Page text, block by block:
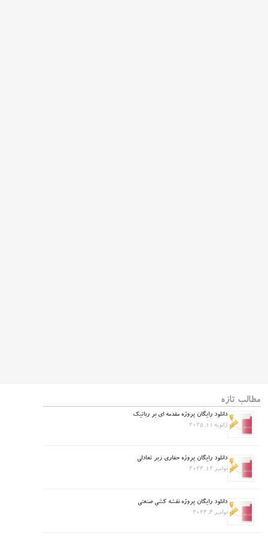
مطالب تازه
دانلود رایگان پروژه مقدمه ای بر رباتیک
ژانویه 11, 2025
دانلود رایگان پروژه حفاری زیر تعادلی
نوامبر 12, 2024
دانلود رایگان پروژه نقشه کشی صنعتی
نوامبر 4, 2024